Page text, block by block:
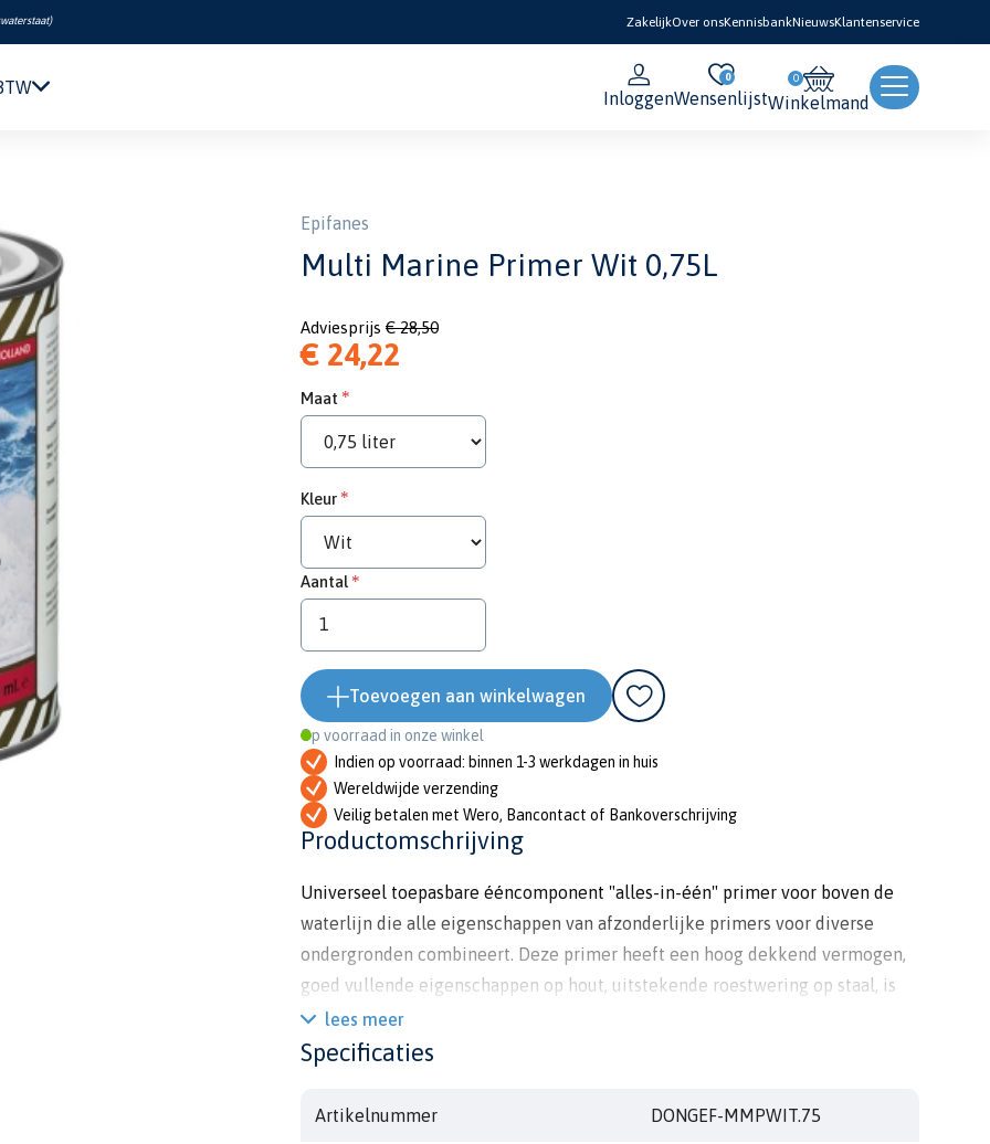
) ZakelijkOver onsKennisbankNieuwsKlantenservice
Inloggen
0
WensenlijstWinkelmand
Epifanes
Multi Marine Primer Wit 0,75L
Adviesprijs € 28,50
€ 24,22
Maat
Kleur
Aantal
Toevoegen aan winkelwagen
Op voorraad in onze winkel
Indien op voorraad: binnen 1-3 werkdagen in huis
Wereldwijde verzending
Veilig betalen met Wero, Bancontact of Bankoverschrijving
Productomschrijving
Universeel toepasbare ééncomponent "alles-in-één" primer voor boven de
waterlijn die alle eigenschappen van afzonderlijke primers voor diverse
ondergronden combineert. Deze primer heeft een hoog dekkend vermogen,
goed vullende eigenschappen op hout, uitstekende roestwering op staal, is
sneldrogend en goed schuurbaar.
lees meer
Specificaties
Artikelnummer DONGEF-MMPWIT.75